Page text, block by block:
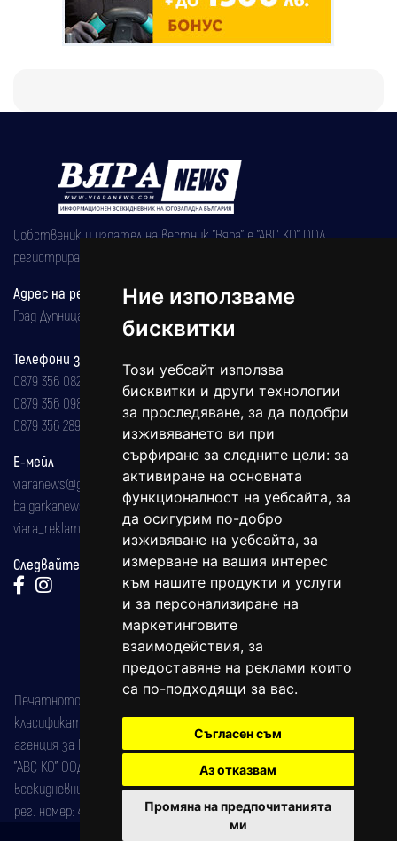
Ние използваме
бисквитки
Този уебсайт използва
бисквитки и други технологии
за проследяване, за да подобри
изживяването ви при
сърфиране за следните цели: за
активиране на основната
функционалност на уебсайта, за
да осигурим по-добро
изживяване на уебсайта, за
измерване на вашия интерес
към нашите продукти и услуги
и за персонализиране на
маркетинговите
взаимодействия, за
предоставяне на реклами които
са по-подходящи за вас.
Съгласен съм
Аз отказвам
Промяна на предпочитанията
ми
Собственик и издател на вестник "Вяра" е "АВС КО" ООД,
регистрирана на 08.05.2002 година.
Адрес на редакцията
Град Дупница, ул.''Христо Ботев" 43
Телефони за реклама и абонаменти
0879 356 082
0879 356 098
0879 356 289
Е-мейл
viaranews@gmail.com
balgarkanews@gmail.com
viara_reklama@mail.bg
Следвайте ни:
Печатното издание на вестника е регистрирано в националния
класификатор на печатните издания (Българска национална
агенция за ISSN) под номер: ISSN 1312-4722.
"АВС КО" ООД е притежател на марката: Вяра информационен
всекидневник на югозападна България, със свидетелство за марка
рег. номер: 47857/11.05.2004 година.